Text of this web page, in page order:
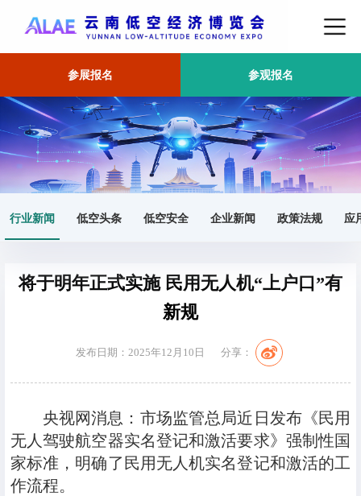
参展报名 参观报名
行业新闻 低空头条 低空安全 企业新闻 政策法规 应
首页 行业新闻 正文
将于明年正式实施 民用无人机“上户口”有
新规
发布日期：2025年12月10日 分享：
央视网消息：市场监管总局近日发布《民用
无人驾驶航空器实名登记和激活要求》强制性国
家标准，明确了民用无人机实名登记和激活的工
作流程。